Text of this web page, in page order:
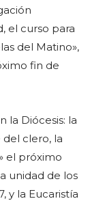
el curso para
del Matino»,
fin de
la Diócesis: la
clero, la
el próximo
unidad de los
y la Eucaristía